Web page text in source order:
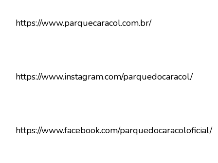
https://www.parquecaracol.com.br/
https://www.instagram.com/parquedocaracol/
https://www.facebook.com/parquedocaracoloficial/